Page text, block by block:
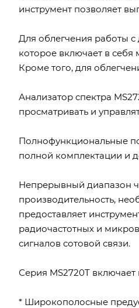
инструмент позволяет
Для облегчения работы
которое включает в
Кроме того, для
Анализатор спектра
просматривать и
Полнофункциональные
полной комплектации и
Непрерывный диапазон
производительность,
предоставляет
радиочастотных и
сигналов сотовой связи.
Серия MS2720T
* Широкополосные